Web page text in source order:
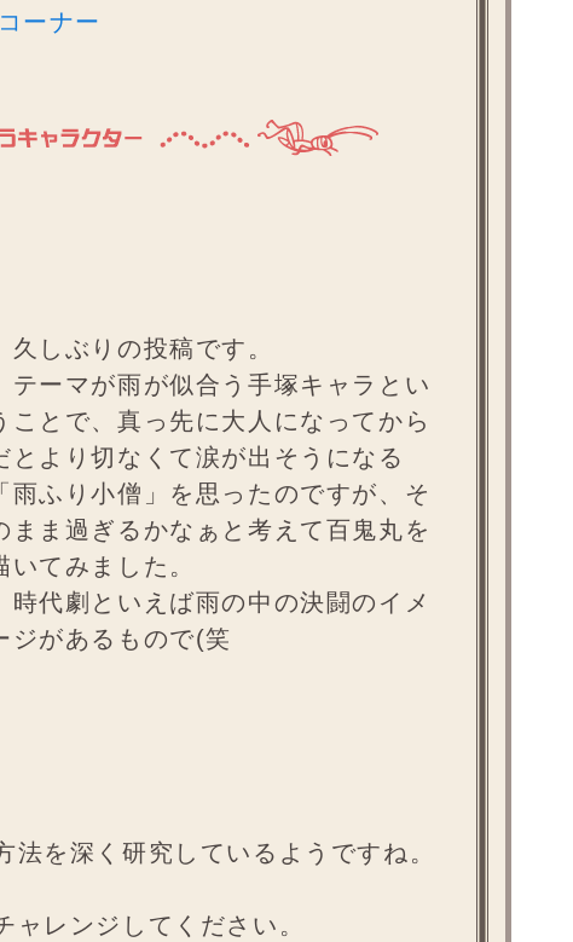
ーナー
久しぶりの投稿です。
テーマが雨が似合う手塚キャラとい
ことで、真っ先に大人になってから
とより切なくて涙が出そうになる
「雨ふり小僧」を思ったのですが、そ
まま過ぎるかなぁと考えて百鬼丸を
いてみました。
時代劇といえば雨の中の決闘のイメ
ジがあるもので(笑
を深く研究しているようですね。
レンジしてください。